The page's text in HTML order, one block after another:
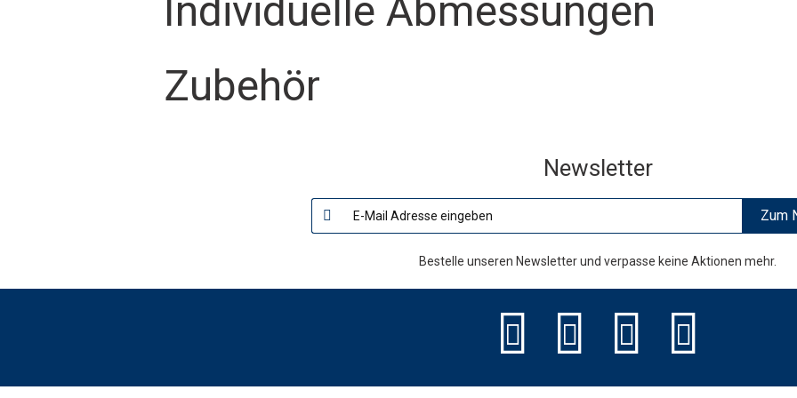
Individuelle Abmessungen
Zubehör
Newsletter
Zum
Bestelle unseren Newsletter und verpasse keine Aktionen mehr.